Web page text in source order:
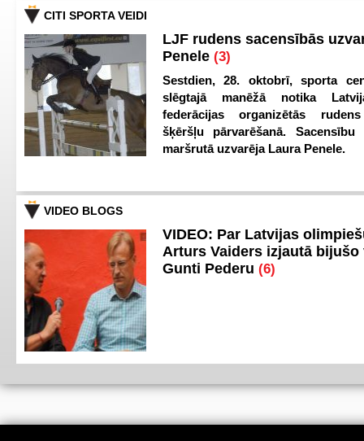
CITI SPORTA VEIDI
LJF rudens sacensībās
Penele (3)
Sestdien, 28. oktobrī, sporta
slēgtajā manēžā notika
federācijas organizētās
šķēršļu pārvarēšanā. Sacensību
maršrutā uzvarēja Laura Penele.
VIDEO BLOGS
VIDEO: Par Latvijas
Arturs Vaiders izjautā bijušo
Gunti Pederu (6)